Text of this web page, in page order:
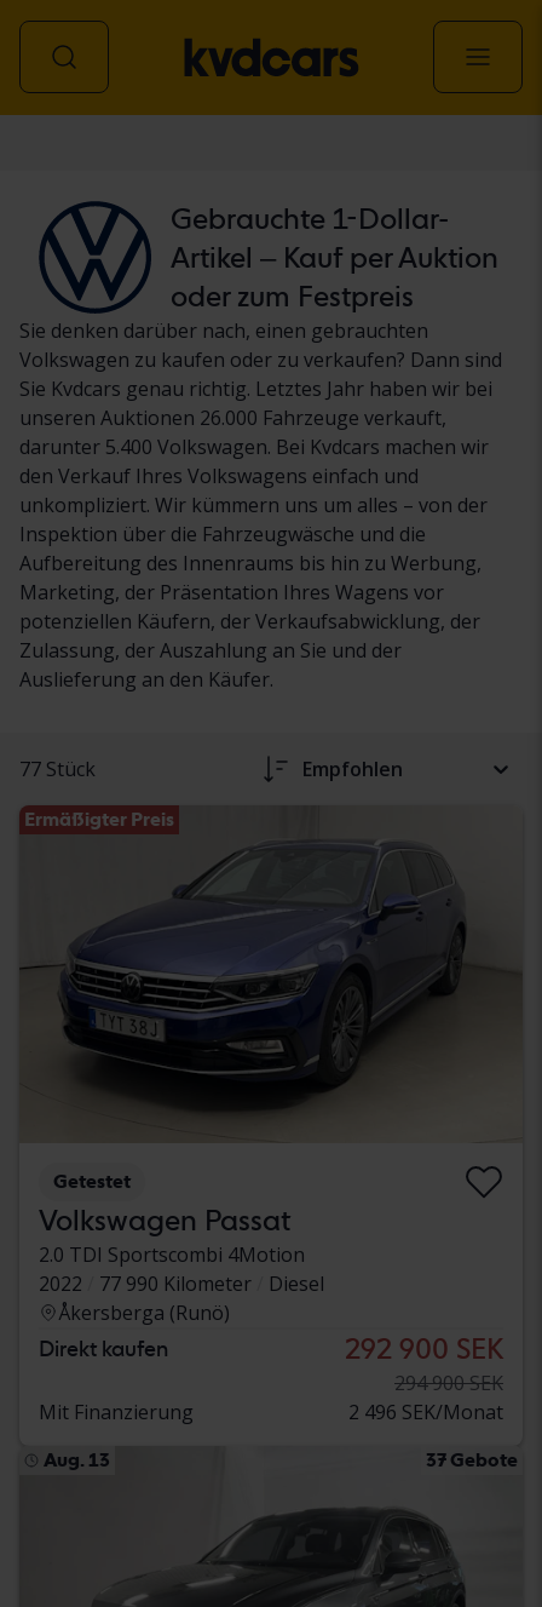
Gebrauchte 1-Dollar-
Artikel – Kauf per Auktion
oder zum Festpreis
Sie denken darüber nach, einen gebrauchten
Volkswagen zu kaufen oder zu verkaufen? Dann sind
Sie Kvdcars genau richtig. Letztes Jahr haben wir bei
unseren Auktionen 26.000 Fahrzeuge verkauft,
darunter 5.400 Volkswagen. Bei Kvdcars machen wir
den Verkauf Ihres Volkswagens einfach und
unkompliziert. Wir kümmern uns um alles – von der
Inspektion über die Fahrzeugwäsche und die
Aufbereitung des Innenraums bis hin zu Werbung,
Marketing, der Präsentation Ihres Wagens vor
potenziellen Käufern, der Verkaufsabwicklung, der
Zulassung, der Auszahlung an Sie und der
Auslieferung an den Käufer.
77 Stück Empfohlen
Ermäßigter Preis
Getestet
Volkswagen Passat
2.0 TDI Sportscombi 4Motion
2022
77 990 Kilometer
Diesel
Åkersberga (Runö)
Direkt kaufen 292 900 SEK
294 900 SEK
Mit Finanzierung
2 496 SEK/Monat
Aug. 13 37 Gebote